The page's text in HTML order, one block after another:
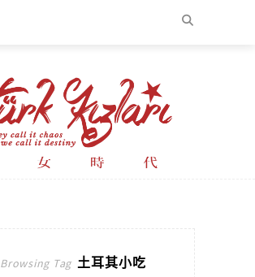
Browsing Tag 土耳其小吃